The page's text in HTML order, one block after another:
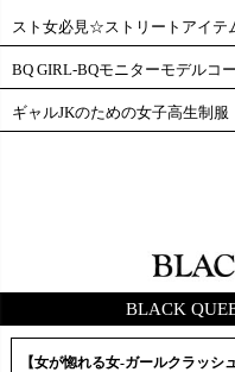
スト女必見☆ストリートアイテ
BQ GIRL-BQモニターモデルコ
ギャルJKのための女子高生制服
BLACK
【女が惚れる女-ガールクラッシュ